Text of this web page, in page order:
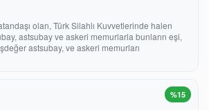
olan, Türk Silahlı Kuvvetlerinde halen
astsubay ve askeri memurlarla bunların eşi,
astsubay, ve askeri memurları
%15